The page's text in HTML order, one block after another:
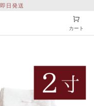
日発送
カート